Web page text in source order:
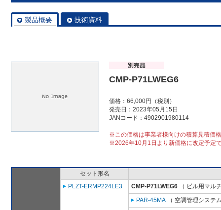
製品概要 技術資料
CMP-P71LWEG6
価格：66,000円（税別）
発売日：2023年05月15日
JANコード：4902901980114
※この価格は事業者様向けの積算見積価
※2026年10月1日より新価格に改定予定
セット形名
PLZT-ERMP224LE3
CMP-P71LWEG6 （ ビル用マル
PAR-45MA （ 空調管理システ